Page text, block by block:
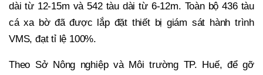
dài từ 12-15m và 542 tàu dài từ 6-12m. Toàn bộ 436 tàu
cá xa bờ đã được lắp đặt thiết bị giám sát hành trình
VMS, đạt tỉ lệ 100%.
Theo Sở Nông nghiệp và Môi trường TP. Huế, để gỡ